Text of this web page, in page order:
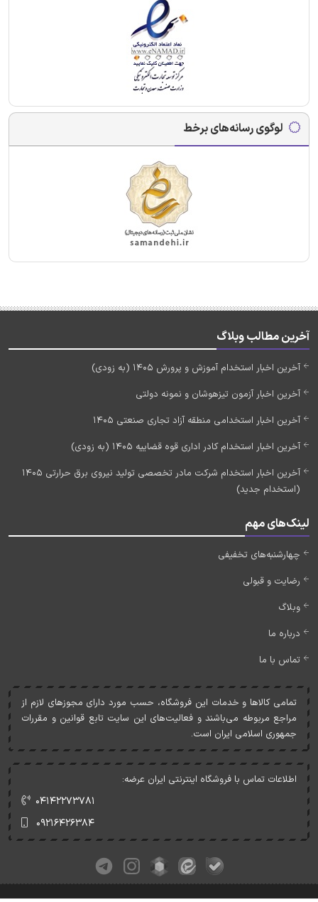
لوگوی رسانه‌های برخط
آخرین مطالب وبلاگ
آخرین اخبار استخدام آموزش و پرورش 1405 (به زودی)
آخرین اخبار آزمون تیزهوشان و نمونه دولتی
آخرین اخبار استخدامی منطقه آزاد تجاری صنعتی 1405
آخرین اخبار استخدام کادر اداری قوه قضاییه 1405 (به زودی)
آخرین اخبار استخدام شرکت مادر تخصصی تولید نیروی برق حرارتی 1405
(استخدام جدید)
لینک‌های مهم
چهارشنبه‌های تخفیفی
رضایت و قبولی
وبلاگ
درباره ما
تماس با ما
تمامی کالاها و خدمات اين فروشگاه، حسب مورد دارای مجوزهای لازم از
مراجع مربوطه می‌باشند و فعاليت‌های اين سايت تابع قوانين و مقررات
جمهوری اسلامی ايران است.
اطلاعات تماس با فروشگاه اینترنتی ایران عرضه:
۰۴۱۴۲۲۷۳۷۸۱
۰۹۲۱۶۴۲۶۳۸۴